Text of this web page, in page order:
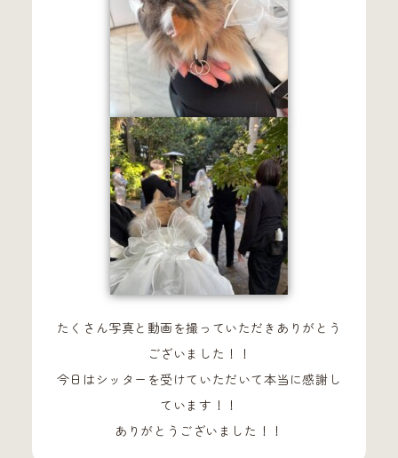
たくさん写真と動画を撮っていただきありがとう
ございました！！
今日はシッターを受けていただいて本当に感謝し
ています！！
ありがとうございました！！